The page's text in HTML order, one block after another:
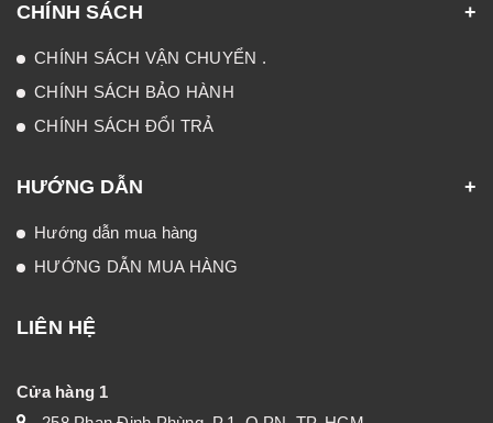
CHÍNH SÁCH
CHÍNH SÁCH VẬN CHUYỂN .
CHÍNH SÁCH BẢO HÀNH
CHÍNH SÁCH ĐỔI TRẢ
HƯỚNG DẪN
Hướng dẫn mua hàng
HƯỚNG DẪN MUA HÀNG
LIÊN HỆ
Cửa hàng 1